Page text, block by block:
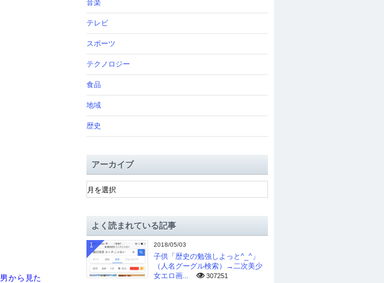
男から見た
音楽
テレビ
スポーツ
テクノロジー
食品
地域
歴史
アーカイブ
ア
ー
ブよく読まれている記事
2018/05/03
子供「歴史の勉強しよっと^_^」
（人名グーグル検索）→二次美少
女エロ画...
307251
1